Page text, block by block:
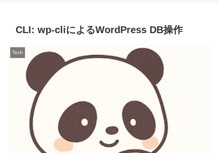
CLI: wp-cliによるWordPress DB操作
Tech